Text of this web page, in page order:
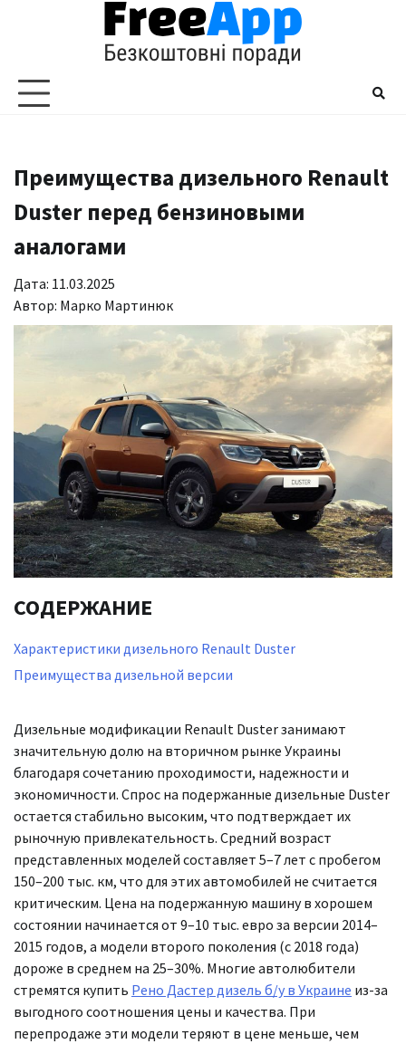
Преимущества дизельного Renault
Duster перед бензиновыми
аналогами
Дата: 11.03.2025
Автор: Марко Мартинюк
СОДЕРЖАНИЕ
Характеристики дизельного Renault Duster
Преимущества дизельной версии
Дизельные модификации Renault Duster занимают
значительную долю на вторичном рынке Украины
благодаря сочетанию проходимости, надежности и
экономичности. Спрос на подержанные дизельные Duster
остается стабильно высоким, что подтверждает их
рыночную привлекательность. Средний возраст
представленных моделей составляет 5–7 лет с пробегом
150–200 тыс. км, что для этих автомобилей не считается
критическим. Цена на подержанную машину в хорошем
состоянии начинается от 9–10 тыс. евро за версии 2014–
2015 годов, а модели второго поколения (с 2018 года)
дороже в среднем на 25–30%. Многие автолюбители
стремятся купить Рено Дастер дизель б/у в Украине из-за
выгодного соотношения цены и качества. При
перепродаже эти модели теряют в цене меньше, чем